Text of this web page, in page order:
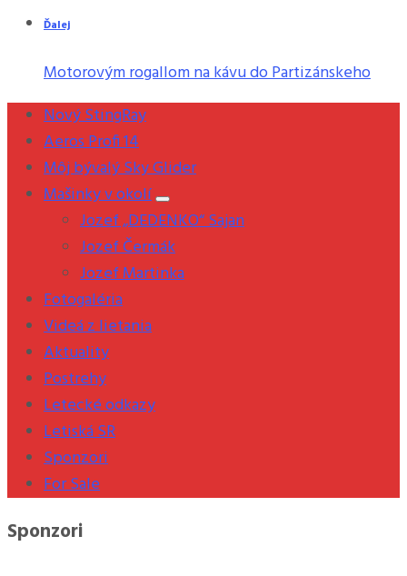
Ďalej
Motorovým rogallom na kávu do Partizánskeho
Nový StingRay
Aeros Profi 14
Môj bývalý Sky Glider
Mašinky v okolí
Jozef „DEDENKO“ Sajan
Jozef Čermák
Jozef Martinka
Fotogaléria
Videá z lietania
Aktuality
Postrehy
Letecké odkazy
Letiská SR
Sponzori
For Sale
Sponzori